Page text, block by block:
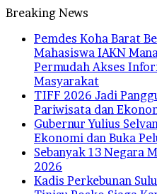
Breaking News
Pemdes Koha Barat
Mahasiswa IAKN
Permudah Akses
Masyarakat
TIFF 2026 Jadi
Pariwisata dan
Gubernur Yulius
Ekonomi dan Buka
Sebanyak 13 Negara
2026
Kadis Perkebunan